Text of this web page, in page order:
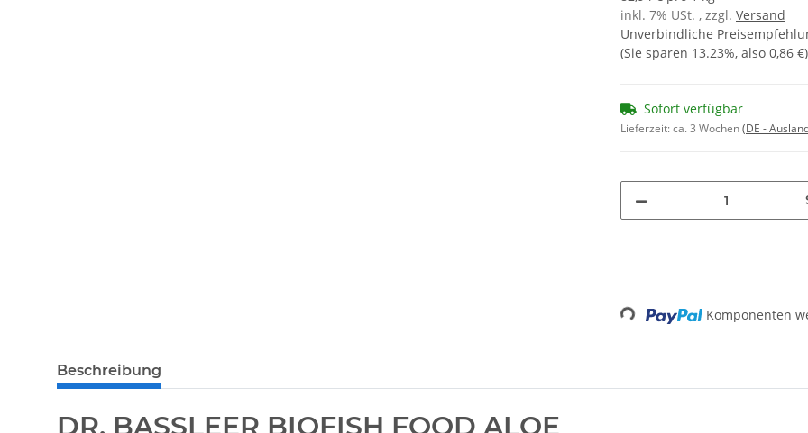
inkl. 7% USt. , zzgl. Versand
Unverbindliche
(Sie sparen 13.23%, also 0,86 €)
Sofort verfügbar
Lieferzeit:ca. 3 Wochen(DE -
Loading... Komponenten
Beschreibung